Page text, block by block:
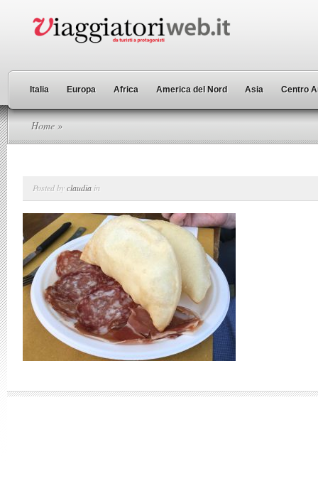
Italia Europa Africa America del Nord Asia Centro
Home »
Posted byclaudia in